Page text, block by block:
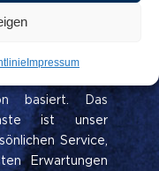
Impressum
und Paare von
und ein
basiert. Das
ist unser
Service,
Erwartungen